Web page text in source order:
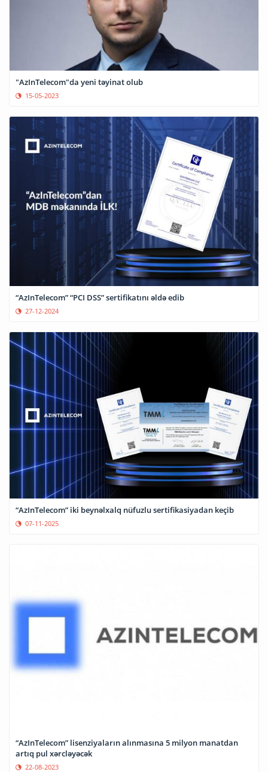
"AzInTelecom"da yeni təyinat olub
15-05-2023
“AzInTelecom” “PCI DSS” sertifikatını əldə edib
27-12-2024
“AzInTelecom” iki beynəlxalq nüfuzlu sertifikasiyadan keçib
07-11-2025
“AzInTelecom” lisenziyaların alınmasına 5 milyon manatdan
artıq pul xərcləyəcək
22-08-2023